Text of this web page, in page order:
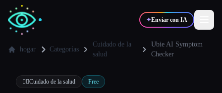
✦Enviar con IA
hogar Categorías
Cuidado de la
salud
Ubie AI Symptom
Checker
👩‍⚕️Cuidado de la salud Free